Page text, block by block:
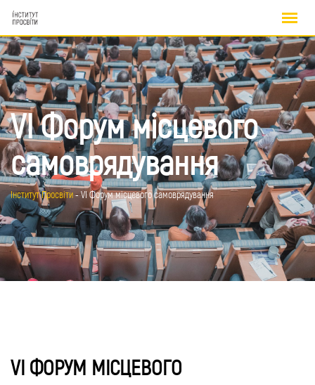
VI Форум місцевого
самоврядування
Інститут Просвіти-VI Форум місцевого самоврядування
VI ФОРУМ МІСЦЕВОГО